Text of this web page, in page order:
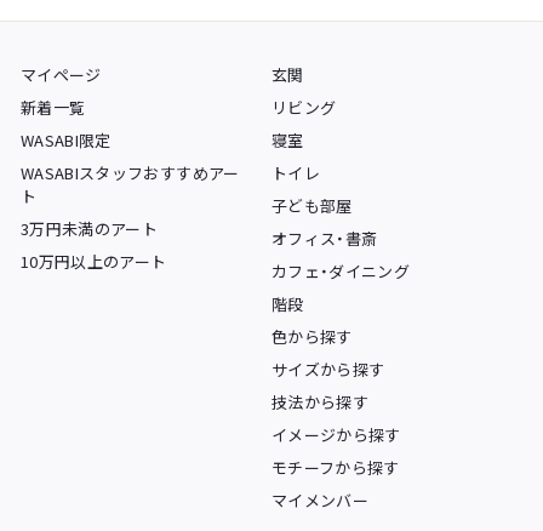
マイページ
新着一覧
WASABI限定
WASABIスタッフおすすめアー
ト
3万円未満のアート
10万円以上のアート
玄関
リビング
寝室
トイレ
子ども部屋
オフィス・書斎
カフェ・ダイニング
階段
色から探す
サイズから探す
技法から探す
イメージから探す
モチーフから探す
マイメンバー